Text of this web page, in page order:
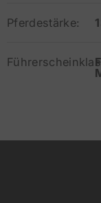
Pferdestärke: